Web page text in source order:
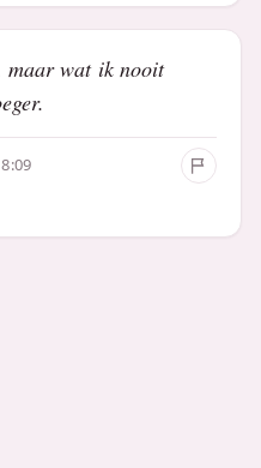
maar wat ik nooit